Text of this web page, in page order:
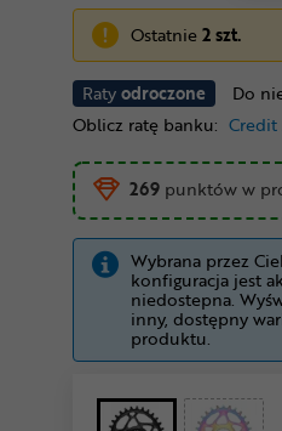
Ratyodroczone
Do
Oblicz ratę banku: Credit
Ostatnie2 szt.
269 punktów w
Wybrana przez
konfiguracja jest
niedostepna.
inny, dostępny
produktu.